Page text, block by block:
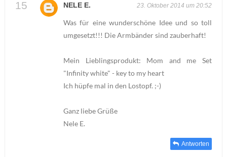
NELE E. 23. Oktober 2014 um 20:52
Was für eine wunderschöne Idee und so toll
umgesetzt!!! Die Armbänder sind zauberhaft!
Mein Lieblingsprodukt: Mom and me Set
"Infinity white" - key to my heart
Ich hüpfe mal in den Lostopf. ;-)
Ganz liebe Grüße
Nele E.
Antworten